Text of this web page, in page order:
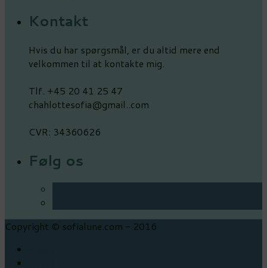
Kontakt
Hvis du har spørgsmål, er du altid mere end
velkommen til at kontakte mig.
Tlf. +45 20 41 25 47
chahlottesofia@gmail..com
CVR: 34360626
Følg os
Copyright © sofialune.com - 2016